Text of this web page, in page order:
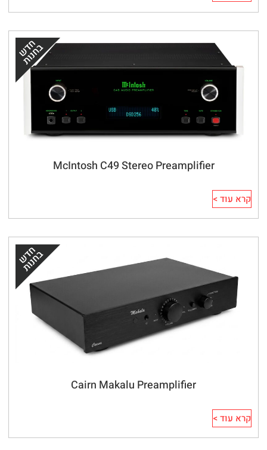
McIntosh C49 Stereo Preamplifier
קרא עוד >
Cairn Makalu Preamplifier
קרא עוד >